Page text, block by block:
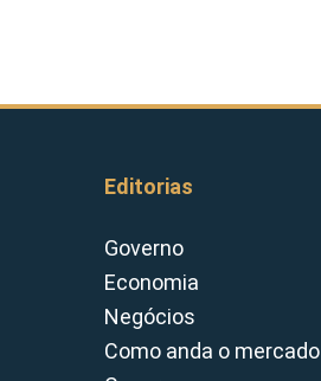
Editorias
Governo
Economia
Negócios
Como anda o mercado